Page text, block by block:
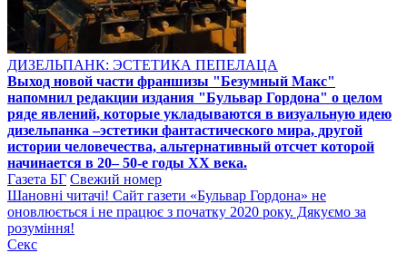
ДИЗЕЛЬПАНК: ЭСТЕТИКА ПЕПЕЛАЦА
Выход новой части франшизы "Безумный Макс"
напомнил редакции издания "Бульвар Гордона" о целом
ряде явлений, которые укладываются в визуальную идею
дизельпанка –эстетики фантастического мира, другой
истории человечества, альтернативный отсчет которой
начинается в 20– 50-е годы XX века.
Газета БГ Свежий номер
Шановні читачі! Сайт газети «Бульвар Гордона» не
оновлюється і не працює з початку 2020 року. Дякуємо за
розуміння!
Секс